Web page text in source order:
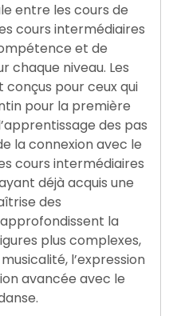
entre les cours de
cours intermédiaires
et de
chaque niveau. Les
pour ceux qui
pour la première
des pas
la connexion avec le
cours intermédiaires
déjà acquis une
des
la
plus complexes,
l’expression
avancée avec le